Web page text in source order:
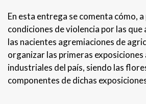
En esta entrega se comenta cómo, a
condiciones de violencia por las que
las nacientes agremiaciones de
organizar las primeras exposiciones
industriales del país, siendo las
componentes de dichas